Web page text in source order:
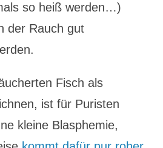
so heiß werden…)
der Rauch gut
Fisch als
ist für Puristen
kleine Blasphemie,